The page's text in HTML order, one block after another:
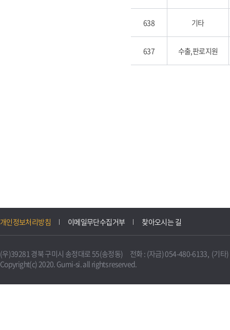
638 기타
637 수출,판로지원
개인정보처리방침 이메일무단수집거부 찾아오시는 길
(우)39281 경북 구미시 송정대로 55(송정동) 전화 : (자금) 054-480-6133, (기타
Copyright(c) 2020. Gumi-si. all rights reserved.